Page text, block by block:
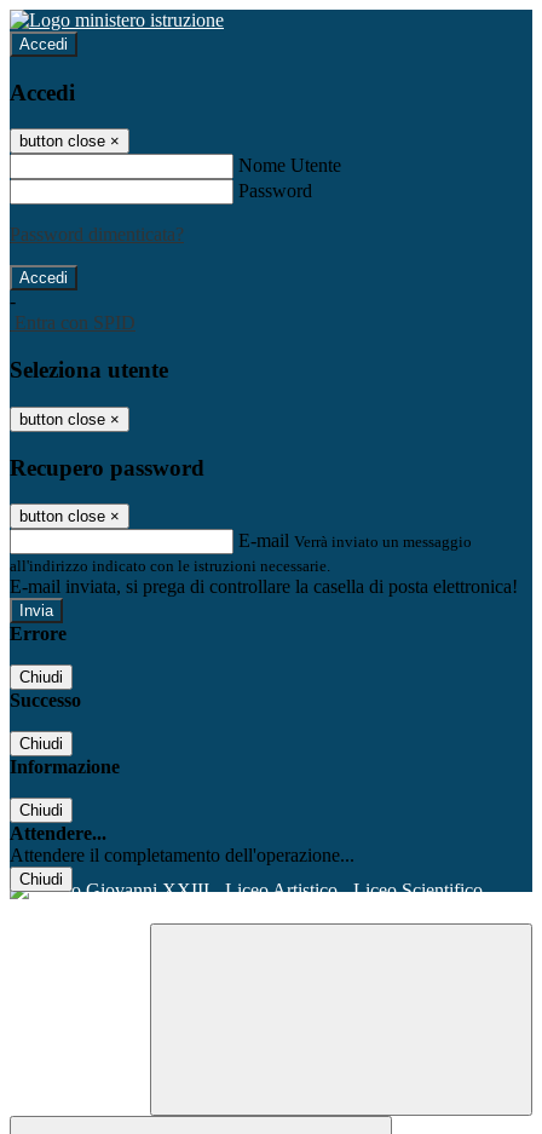
Accedi
Accedi
button close ×
Nome Utente
Password
Password dimenticata?
-
Entra con SPID
Seleziona utente
button close ×
Recupero password
button close ×
E-mail Verrà inviato un messaggio
all'indirizzo indicato con le istruzioni necessarie.
E-mail inviata, si prega di controllare la casella di posta elettronica!
Errore
Chiudi
Successo
Chiudi
Informazione
Chiudi
Attendere...
Attendere il completamento dell'operazione...
Chiudi